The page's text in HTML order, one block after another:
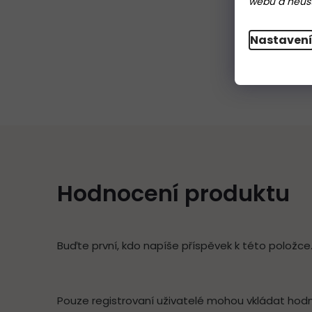
Nastavení
Hodnocení produktu
Buďte první, kdo napíše příspěvek k této položce.
Pouze registrovaní uživatelé mohou vkládat